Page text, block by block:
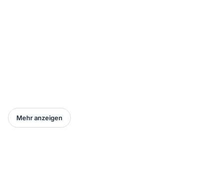
Mehr anzeigen